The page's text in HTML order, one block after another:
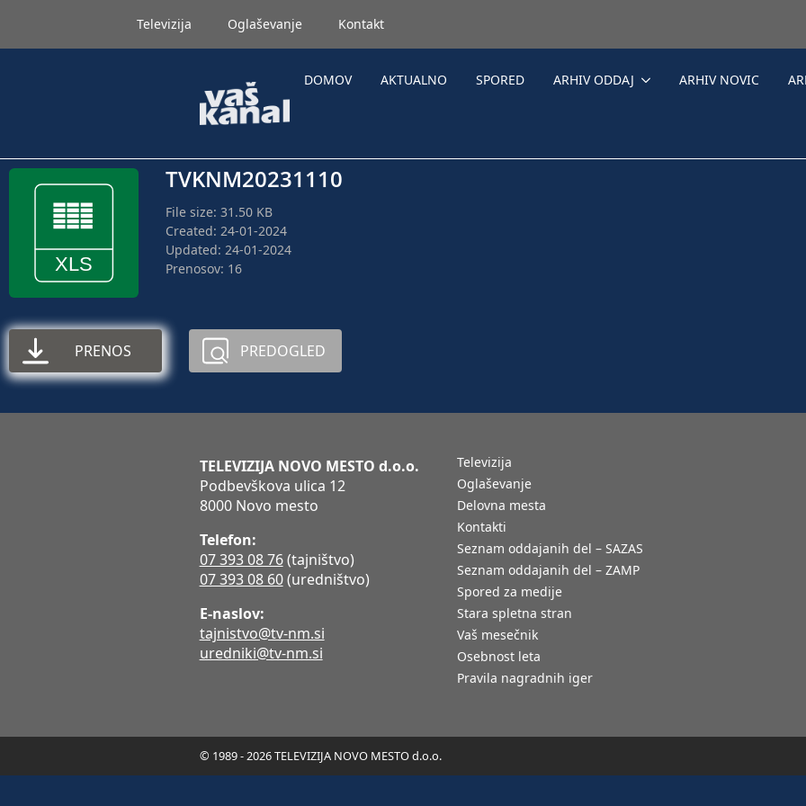
Televizija Oglaševanje Kontakt
DOMOV AKTUALNO SPORED ARHIV ODDAJ ARHIV NOVIC
TVKNM20231110
File size: 31.50 KB
Created: 24-01-2024
Updated: 24-01-2024
Prenosov: 16
PRENOS PREDOGLED
TELEVIZIJA NOVO MESTO d.o.o.
Podbevškova ulica 12
8000 Novo mesto
Telefon:
07 393 08 76(tajništvo)
07 393 08 60(uredništvo)
E-naslov:
tajnistvo@tv-nm.si
uredniki@tv-nm.si
Televizija
Oglaševanje
Delovna mesta
Kontakti
Seznam oddajanih del – SAZAS
Seznam oddajanih del – ZAMP
Spored za medije
Stara spletna stran
Vaš mesečnik
Osebnost leta
Pravila nagradnih iger
© 1989 - 2026 TELEVIZIJA NOVO MESTO d.o.o.